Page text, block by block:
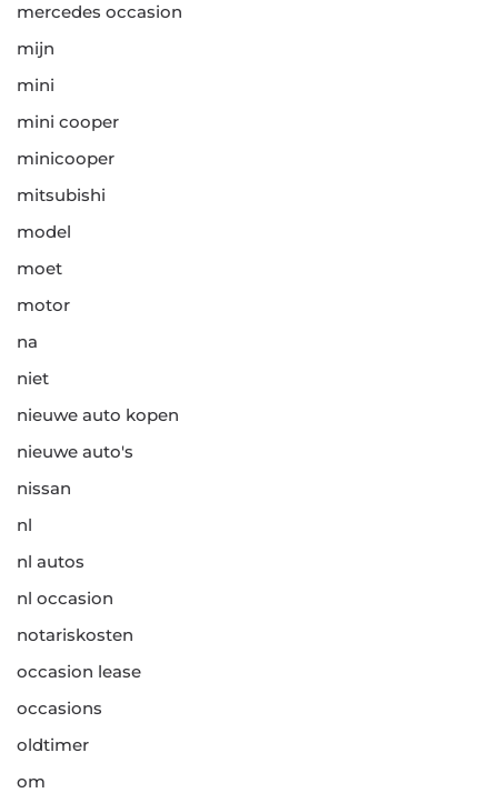
mercedes occasion
mijn
mini
mini cooper
minicooper
mitsubishi
model
moet
motor
na
niet
nieuwe auto kopen
nieuwe auto's
nissan
nl
nl autos
nl occasion
notariskosten
occasion lease
occasions
oldtimer
om